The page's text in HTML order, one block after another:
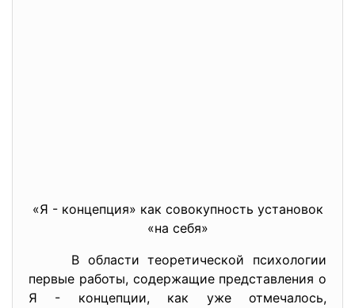
«Я - концепция» как совокупность установок
«на себя»
В области теоретической психологии
первые работы, содержащие представления о
Я - концепции, как уже отмечалось,